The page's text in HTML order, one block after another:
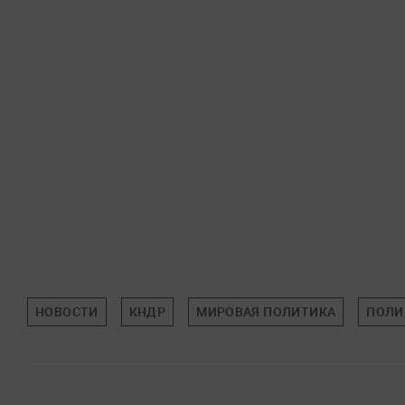
НОВОСТИ КНДР МИРОВАЯ ПОЛИТИКА